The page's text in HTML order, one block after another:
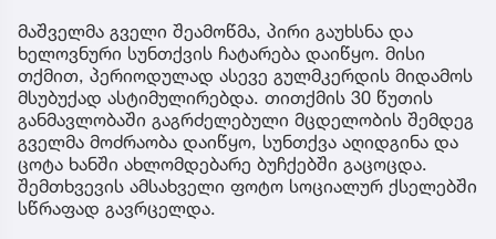
მაშველმა გველი შეამოწმა, პირი გაუხსნა და
ხელოვნური სუნთქვის ჩატარება დაიწყო. მისი
თქმით, პერიოდულად ასევე გულმკერდის მიდამოს
მსუბუქად ასტიმულირებდა. თითქმის 30 წუთის
განმავლობაში გაგრძელებული მცდელობის შემდეგ
გველმა მოძრაობა დაიწყო, სუნთქვა აღიდგინა და
ცოტა ხანში ახლომდებარე ბუჩქებში გაცოცდა.
შემთხვევის ამსახველი ფოტო სოციალურ ქსელებში
სწრაფად გავრცელდა.